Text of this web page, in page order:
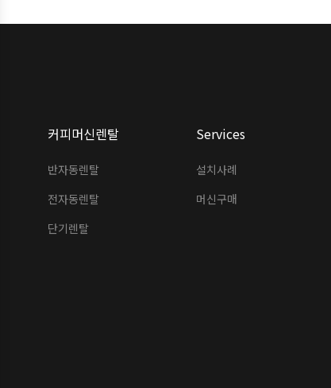
커피머신렌탈
반자동렌탈
전자동렌탈
단기렌탈
Services
설치사례
머신구매